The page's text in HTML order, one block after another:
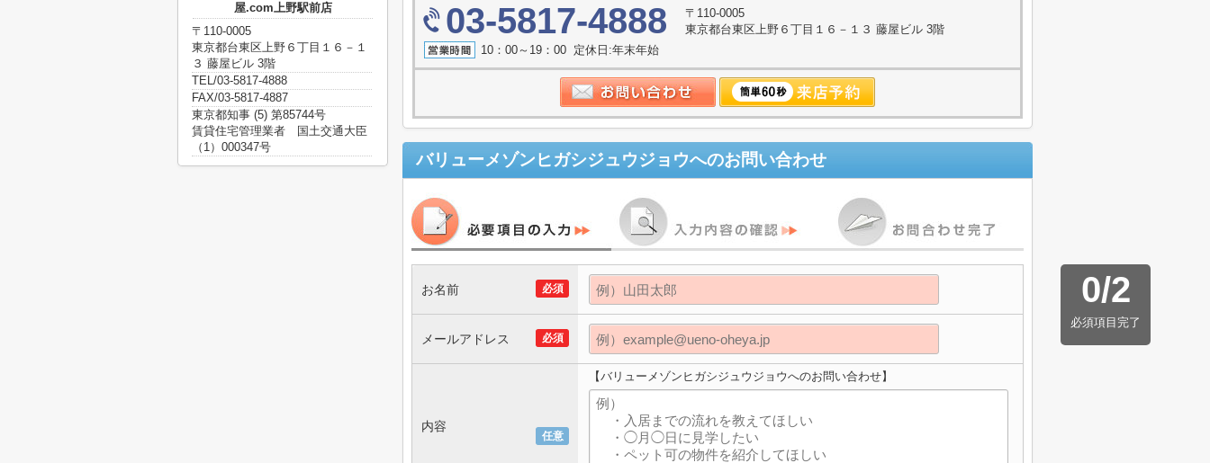
03-5817-4888
〒110-0005
東京都台東区上野６丁目１６－１３ 藤屋ビル 3階
10：00～19：00 定休日:年末年始
バリューメゾンヒガシジュウジョウへのお問い合わせ
0/2
必須項目完了
必須
お名前
必須
メールアドレス
任意
内容
【バリューメゾンヒガシジュウジョウへのお問い合わせ】
屋.com上野駅前店
〒110-0005
東京都台東区上野６丁目１６－１
３ 藤屋ビル 3階
TEL/03-5817-4888
FAX/03-5817-4887
東京都知事 (5) 第85744号
賃貸住宅管理業者 国土交通大臣
（1）000347号